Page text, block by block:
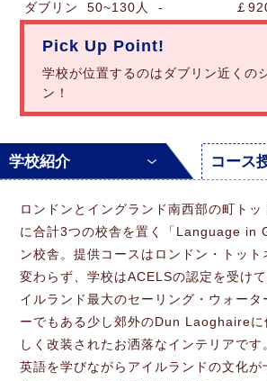
ダブリン
50~130人 - ￡
Pick Up Point!
学校が位置するのはダブリン近くの
ン！
学校紹介 コース
ロンドンとイングランド南西部の町トッ
に合計3つの校舎を置く「Language in
ン校舎。提供コースはロンドン・トッ
変わらず、学校はACELSの認定を受け
イルランド最大のセーリング・ウォータ
ーでもある少し郊外のDun Laoghaireに
しく改装されたお洒落なインテリアです
英語を学びながらアイルランドの文化が